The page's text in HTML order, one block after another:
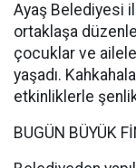
Ayaş Belediyesi
ortaklaşa
çocuklar ve
yaşadı.
etkinliklerle
BUGÜN BÜYÜK